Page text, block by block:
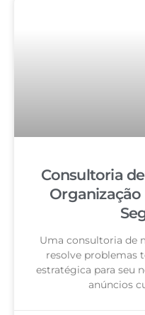
Consultoria
Organização
Uma consultoria de
resolve problemas
estratégica para seu
anúncios